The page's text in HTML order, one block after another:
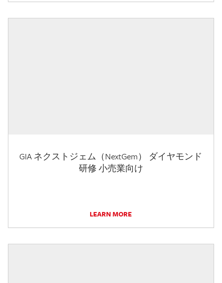
GIA ネクストジェム（NextGem） ダイヤモンド
研修 小売業向け
LEARN MORE